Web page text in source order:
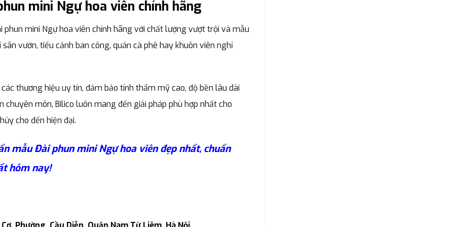
mini Ngự hoa viên chính hãng
mini Ngự hoa viên chính hãng với chất lượng vượt trội và mẫu
vườn, tiểu cảnh ban công, quán cà phê hay khuôn viên nghỉ
thương hiệu uy tín, đảm bảo tính thẩm mỹ cao, độ bền lâu dài
môn, Bilico luôn mang đến giải pháp phù hợp nhất cho
cho đến hiện đại.
mẫu Đài phun mini Ngự hoa viên đẹp nhất, chuẩn
hôm nay!